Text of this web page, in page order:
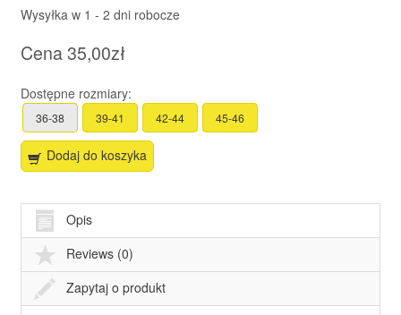
Wysyłka w 1 - 2 dni robocze
Cena35,00zł
Dostępne rozmiary:
36-38 39-41 42-44 45-46
Dodaj do koszyka
Opis
Reviews (0)
Zapytaj o produkt